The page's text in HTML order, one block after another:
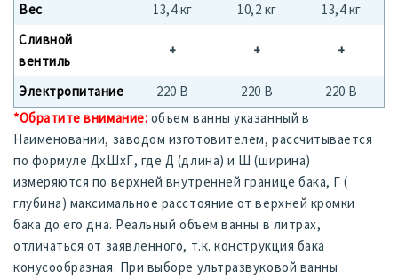
Вес
13,4 кг 10,2 кг
13,4 кг
Сливной
вентиль
+ + +
Электропитание 220 В 220 В
220 В
*Обратите внимание: объем ванны указанный в
Наименовании, заводом изготовителем, рассчитывается
по формуле ДхШхГ, где Д (длина) и Ш (ширина)
измеряются по верхней внутренней границе бака, Г (
глубина) максимальное расстояние от верхней кромки
бака до его дна. Реальный объем ванны в литрах,
отличаться от заявленного, т.к. конструкция бака
конусообразная. При выборе ультразвуковой ванны